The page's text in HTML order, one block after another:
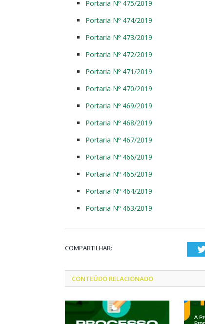
Portaria Nº 475/2019
Portaria Nº 474/2019
Portaria Nº 473/2019
Portaria Nº 472/2019
Portaria Nº 471/2019
Portaria Nº 470/2019
Portaria Nº 469/2019
Portaria Nº 468/2019
Portaria Nº 467/2019
Portaria Nº 466/2019
Portaria Nº 465/2019
Portaria Nº 464/2019
Portaria Nº 463/2019
COMPARTILHAR:
CONTEÚDO RELACIONADO